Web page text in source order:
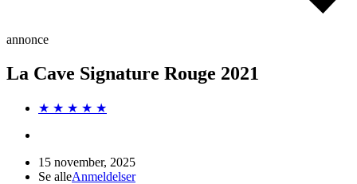
annonce
La Cave Signature Rouge 2021
★ ★ ★ ★ ★
15 november, 2025
Se alleAnmeldelser